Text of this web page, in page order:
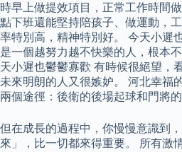
時早上做提效項目，正常工作時間
點下班還能堅持陪孩子、做運動，
率特別高，精神特別好。 今天小遲
是一個越努力越不快樂的人，根本
天小遲也鬱鬱寡歡 有時候很絕望，
未來明朗的人又很嫉妒。 河北幸福
兩個途徑：後衛的後場起球和門將的
但在成長的過程中，你慢慢意識到
來」，比一切都來得重要。 所有激